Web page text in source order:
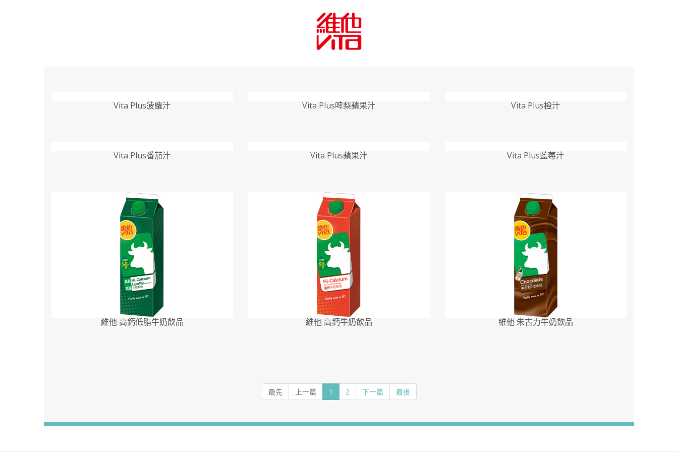
Vita Plus菠蘿汁 Vita Plus啤梨蘋果汁 Vita Plus橙汁
Vita Plus番茄汁 Vita Plus蘋果汁 Vita Plus藍莓汁
維他 高鈣低脂牛奶飲品 維他 高鈣牛奶飲品 維他 朱古力牛奶飲品
最先 上一篇 1 2 下一篇 最後